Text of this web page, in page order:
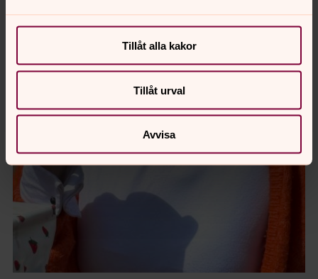
Tillåt alla kakor
Tillåt urval
Avvisa